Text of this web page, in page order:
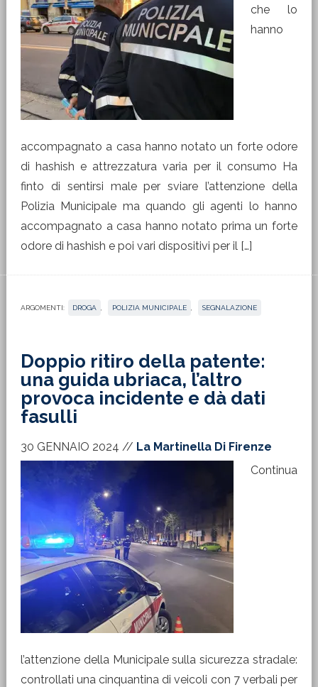
che lo
hanno
accompagnato a casa hanno notato un forte odore
di hashish e attrezzatura varia per il consumo Ha
finto di sentirsi male per sviare l’attenzione della
Polizia Municipale ma quando gli agenti lo hanno
accompagnato a casa hanno notato prima un forte
odore di hashish e poi vari dispositivi per il […]
ARGOMENTI: DROGA POLIZIA MUNICIPALE SEGNALAZIONE
Doppio ritiro della patente:
una guida ubriaca, l’altro
provoca incidente e dà dati
fasulli
30 GENNAIO 2024 // La Martinella Di Firenze
Continua
l’attenzione della Municipale sulla sicurezza stradale:
controllati una cinquantina di veicoli con 7 verbali per